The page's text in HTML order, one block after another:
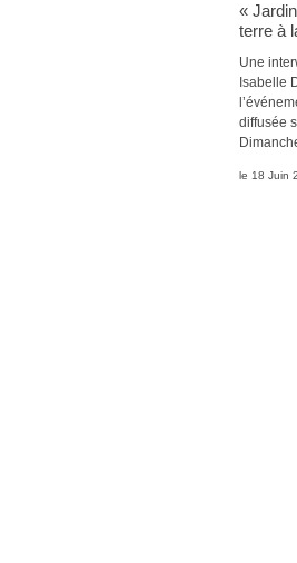
«
terre à
Une
Isabelle
diffusée
le 18 Juin